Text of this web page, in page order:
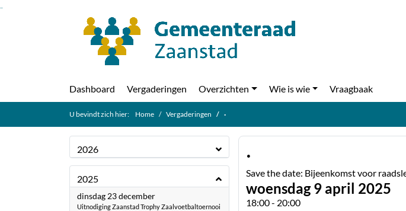
Ga naar de inhoud van deze pagina
Dashboard Vergaderingen Overzichten Wie is wie Vraagbaak
U bevindt zich hier: Home Vergaderingen ·
2026
2025
dinsdag 23 december2025
Uitnodiging Zaanstad Trophy Zaalvoetbaltoernooi
·
Save the date: Bijeenkomst voor
woensdag 9 april 2025
18:00 - 20:00